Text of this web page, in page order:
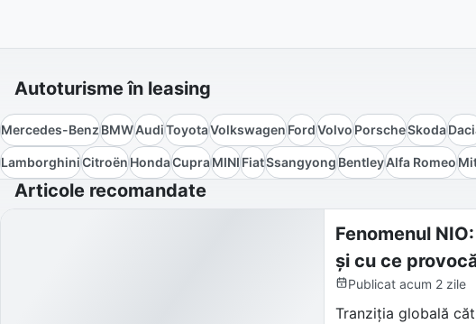
Autoturisme în leasing
Mercedes-BenzBMWAudiToyotaVolkswagenFordVolvoPorscheSkoda
LamborghiniCitroënHondaCupraMINIFiatSsangyongBentleyAlfa Romeo
Articole recomandate
Fenomenul
și cu ce
Publicat acum 2 zile
Tranziția globală